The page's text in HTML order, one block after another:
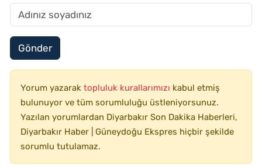
Gönder
Yorum yazarak topluluk kurallarımızı kabul etmiş
bulunuyor ve tüm sorumluluğu üstleniyorsunuz.
Yazılan yorumlardan Diyarbakır Son Dakika Haberleri,
Diyarbakır Haber | Güneydoğu Ekspres hiçbir şekilde
sorumlu tutulamaz.